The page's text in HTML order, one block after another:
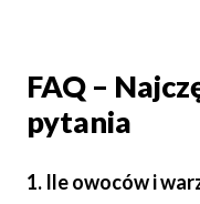
FAQ –
pytania
1. Ile owoców i